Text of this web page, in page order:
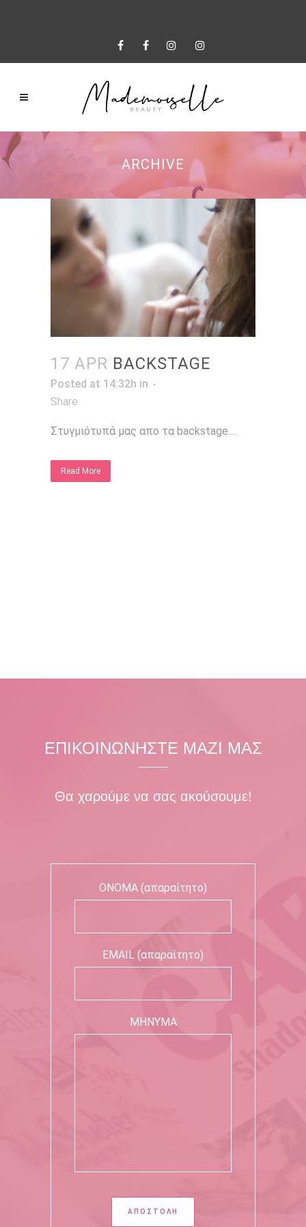
ARCHIVE
17 APR BACKSTAGE
Posted at 14:32h in
Share
Στυγμιότυπά μας απο τα backstage....
Read More
ΕΠΙΚΟΙΝΩΝΗΣΤΕ ΜΑΖΙ ΜΑΣ
Θα χαρούμε να σας ακούσουμε!
ΟΝΟΜΑ (απαραίτητο)
EMAIL (απαραίτητο)
ΜΗΝΥΜΑ